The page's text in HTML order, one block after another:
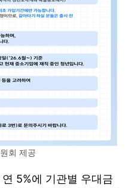
회 제공
5%에 기관별 우대금